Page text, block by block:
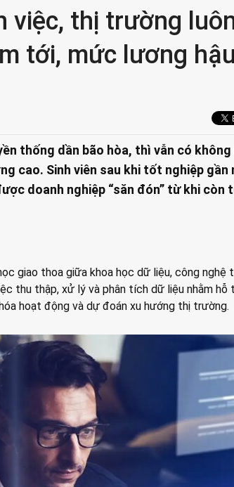
việc, thị trường
tới, mức lương hậu
thống dần bão hòa, thì vẫn có
cao. Sinh viên sau khi tốt nghiệp gần
doanh nghiệp “săn đón” từ khi còn
giao thoa giữa khoa học dữ liệu, công nghệ
thu thập, xử lý và phân tích dữ liệu nhằm hỗ
hoạt động và dự đoán xu hướng thị trường.